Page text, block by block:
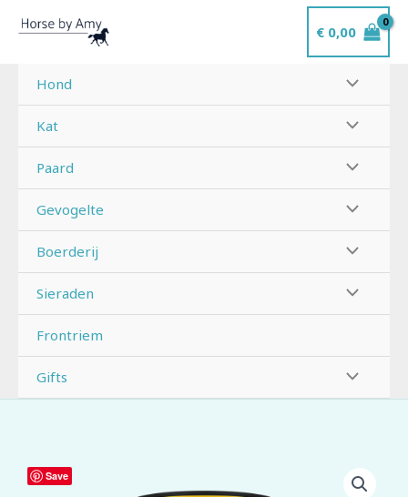
naar
inhoud
€0,00
Hond
Kat
Paard
Gevogelte
Boerderij
Sieraden
Frontriem
Gifts
Save
Excellent
Pets